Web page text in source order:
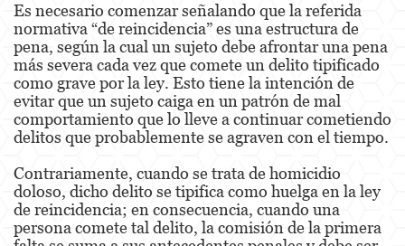
Robbery
Shoplifting
Grand Theft Auto
Violent Crimes
Attempted Murder
Involuntary Manslaughter
Kidnapping
Es necesario comenzar señalando que la referida
normativa “de reincidencia” es una estructura de
pena, según la cual un sujeto debe afrontar una pena
más severa cada vez que comete un delito tipificado
como grave por la ley. Esto tiene la intención de
evitar que un sujeto caiga en un patrón de mal
comportamiento que lo lleve a continuar cometiendo
delitos que probablemente se agraven con el tiempo.
Contrariamente, cuando se trata de homicidio
doloso, dicho delito se tipifica como huelga en la ley
de reincidencia; en consecuencia, cuando una
persona comete tal delito, la comisión de la primera